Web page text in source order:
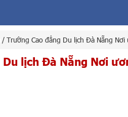
/ Trường Cao đẳng Du lịch Đà Nẵng
Du lịch Đà Nẵng Nơi